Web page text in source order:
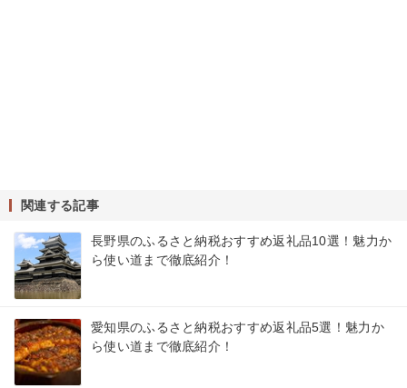
関連する記事
長野県のふるさと納税おすすめ返礼品10選！魅力か
ら使い道まで徹底紹介！
愛知県のふるさと納税おすすめ返礼品5選！魅力か
ら使い道まで徹底紹介！